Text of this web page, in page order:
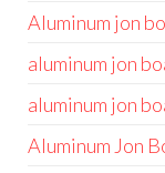
Aluminum jon
aluminum jon
aluminum jon
Aluminum Jon